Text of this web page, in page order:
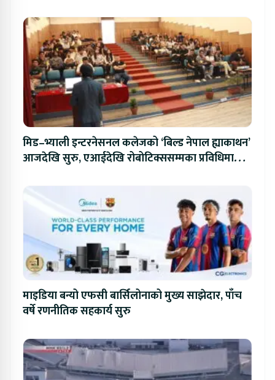
मिड–भ्याली इन्टरनेसनल कलेजको ‘बिल्ड नेपाल ह्याकाथन’
आजदेखि सुरु, एआईदेखि रोबोटिक्ससम्मका प्रविधिमा
माइडिया बन्यो एफसी बार्सिलोनाको मुख्य साझेदार, पाँच
वर्षे रणनीतिक सहकार्य सुरु